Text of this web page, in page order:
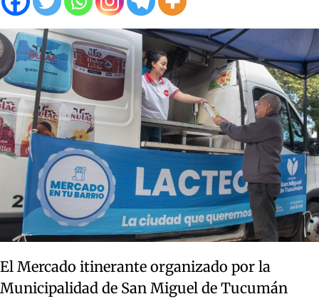
El Mercado itinerante organizado por la
Municipalidad de San Miguel de Tucumán